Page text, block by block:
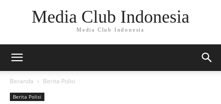
Media Club Indonesia
Media Club Indonesia
Beranda Berita Polisi
Berita Polisi